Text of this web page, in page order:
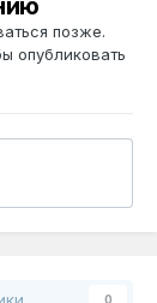
позже.
опубликовать
0